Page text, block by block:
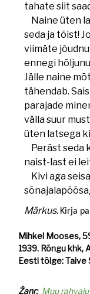
tahate siit
Naine üten
seda ja tõist!
viimäte
ennegi
Jälle naine
tähendab.
parajade
välla suur
üten latsega
Peräst seda
naist-last ei
Kivi aga
Märkus. Kirja
Mihkel Mooses,
1939. Rõngu khk,
Eesti tõlge: Taive
Žanr Muu